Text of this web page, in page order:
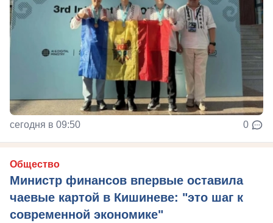
сегодня в 09:50 0
Общество
Министр финансов впервые оставила
чаевые картой в Кишиневе: "это шаг к
современной экономике"